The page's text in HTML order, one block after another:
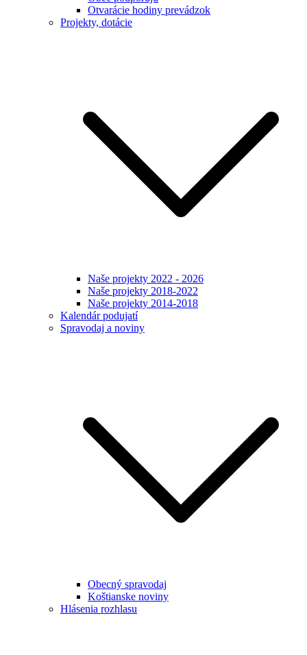
Otvarácie hodiny prevádzok
Projekty, dotácie
Naše projekty 2022 - 2026
Naše projekty 2018-2022
Naše projekty 2014-2018
Kalendár podujatí
Spravodaj a noviny
Obecný spravodaj
Koštianske noviny
Hlásenia rozhlasu